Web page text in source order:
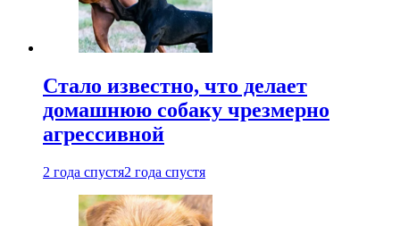
Стало известно, что делает
домашнюю собаку чрезмерно
агрессивной
2 года спустя2 года спустя